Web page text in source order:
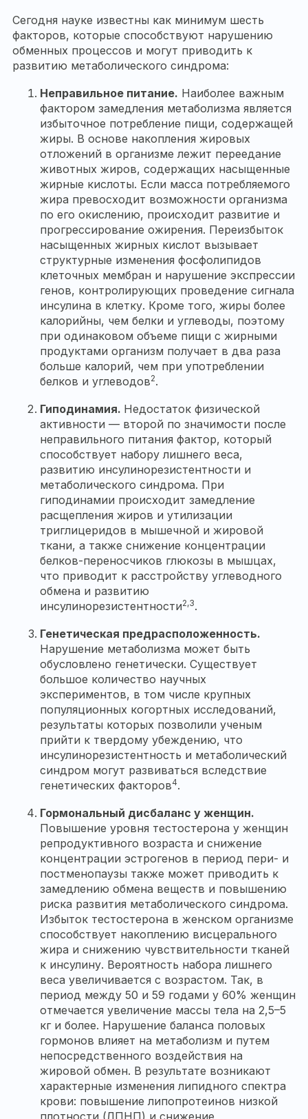
Сегодня науке известны как минимум шесть
факторов, которые способствуют нарушению
обменных процессов и могут приводить к
развитию метаболического синдрома:
Неправильное питание. Наиболее важным
фактором замедления метаболизма является
избыточное потребление пищи, содержащей
жиры. В основе накопления жировых
отложений в организме лежит переедание
животных жиров, содержащих насыщенные
жирные кислоты. Если масса потребляемого
жира превосходит возможности организма
по его окислению, происходит развитие и
прогрессирование ожирения. Переизбыток
насыщенных жирных кислот вызывает
структурные изменения фосфолипидов
клеточных мембран и нарушение экспрессии
генов, контролирующих проведение сигнала
инсулина в клетку. Кроме того, жиры более
калорийны, чем белки и углеводы, поэтому
при одинаковом объеме пищи с жирными
продуктами организм получает в два раза
больше калорий, чем при употреблении
белков и углеводов2.
Гиподинамия. Недостаток физической
активности — второй по значимости после
неправильного питания фактор, который
способствует набору лишнего веса,
развитию инсулинорезистентности и
метаболического синдрома. При
гиподинамии происходит замедление
расщепления жиров и утилизации
триглицеридов в мышечной и жировой
ткани, а также снижение концентрации
белков-переносчиков глюкозы в мышцах,
что приводит к расстройству углеводного
обмена и развитию
инсулинорезистентности2,3.
Генетическая предрасположенность.
Нарушение метаболизма может быть
обусловлено генетически. Существует
большое количество научных
экспериментов, в том числе крупных
популяционных когортных исследований,
результаты которых позволили ученым
прийти к твердому убеждению, что
инсулинорезистентность и метаболический
синдром могут развиваться вследствие
генетических факторов4.
Гормональный дисбаланс у женщин.
Повышение уровня тестостерона у женщин
репродуктивного возраста и снижение
концентрации эстрогенов в период пери- и
постменопаузы также может приводить к
замедлению обмена веществ и повышению
риска развития метаболического синдрома.
Избыток тестостерона в женском организме
способствует накоплению висцерального
жира и снижению чувствительности тканей
к инсулину. Вероятность набора лишнего
веса увеличивается с возрастом. Так, в
период между 50 и 59 годами у 60% женщин
отмечается увеличение массы тела на 2,5–5
кг и более. Нарушение баланса половых
гормонов влияет на метаболизм и путем
непосредственного воздействия на
жировой обмен. В результате возникают
характерные изменения липидного спектра
крови: повышение липопротеинов низкой
плотности (ЛПНП) и снижение